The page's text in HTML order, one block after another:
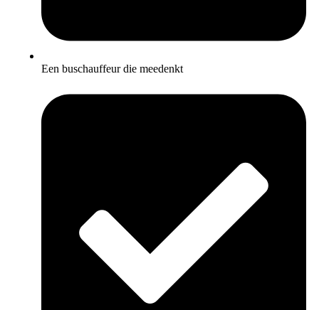
Een buschauffeur die meedenkt